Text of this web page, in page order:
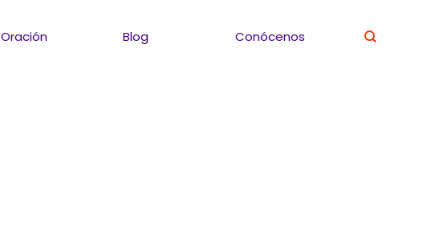
Oración Blog Conócenos